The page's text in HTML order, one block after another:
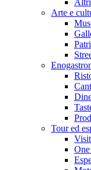
Arte e
Tour ed